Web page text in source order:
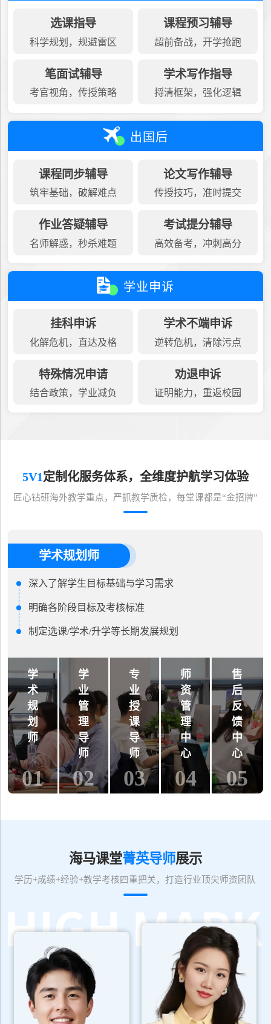
选课指导
科学规划，规避雷区
课程预习辅导
超前备战，开学抢跑
笔面试辅导
考官视角，传授策略
学术写作指导
捋清框架，强化逻辑
出国后
课程同步辅导
筑牢基础，破解难点
论文写作辅导
传授技巧，准时提交
作业答疑辅导
名师解惑，秒杀难题
考试提分辅导
高效备考，冲刺高分
学业申诉
挂科申诉
化解危机，直达及格
学术不端申诉
逆转危机，清除污点
特殊情况申请
结合政策，学业减负
劝退申诉
证明能力，重返校园
5V1定制化服务体系，全维度护航学习体验
匠心钻研海外教学重点，严抓教学质检，每堂课都是“金招牌”
学术规划师
深入了解学生目标基础与学习需求
明确各阶段目标及考核标准
制定选课/学术/升学等长期发展规划
学
术
规
划
师
01
学
业
管
理
导
师
02
专
业
授
课
导
师
03
师
资
管
理
中
心
04
售
后
反
馈
中
心
05
海马课堂菁英导师展示
学历+成绩+经验+教学考核四重把关，打造行业顶尖师资团队